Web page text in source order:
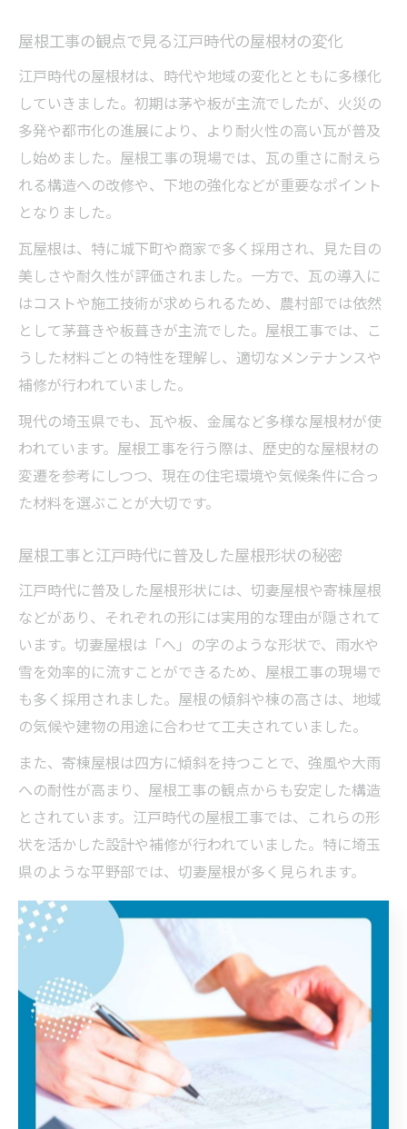
屋根工事の観点で見る江戸時代の屋根材の変化
江戸時代の屋根材は、時代や地域の変化とともに多様化
していきました。初期は茅や板が主流でしたが、火災の
多発や都市化の進展により、より耐火性の高い瓦が普及
し始めました。屋根工事の現場では、瓦の重さに耐えら
れる構造への改修や、下地の強化などが重要なポイント
となりました。
瓦屋根は、特に城下町や商家で多く採用され、見た目の
美しさや耐久性が評価されました。一方で、瓦の導入に
はコストや施工技術が求められるため、農村部では依然
として茅葺きや板葺きが主流でした。屋根工事では、こ
うした材料ごとの特性を理解し、適切なメンテナンスや
補修が行われていました。
現代の埼玉県でも、瓦や板、金属など多様な屋根材が使
われています。屋根工事を行う際は、歴史的な屋根材の
変遷を参考にしつつ、現在の住宅環境や気候条件に合っ
た材料を選ぶことが大切です。
屋根工事と江戸時代に普及した屋根形状の秘密
江戸時代に普及した屋根形状には、切妻屋根や寄棟屋根
などがあり、それぞれの形には実用的な理由が隠されて
います。切妻屋根は「へ」の字のような形状で、雨水や
雪を効率的に流すことができるため、屋根工事の現場で
も多く採用されました。屋根の傾斜や棟の高さは、地域
の気候や建物の用途に合わせて工夫されていました。
また、寄棟屋根は四方に傾斜を持つことで、強風や大雨
への耐性が高まり、屋根工事の観点からも安定した構造
とされています。江戸時代の屋根工事では、これらの形
状を活かした設計や補修が行われていました。特に埼玉
県のような平野部では、切妻屋根が多く見られます。
現代においても、屋根工事を行う際は歴史的な屋根形状
の特徴を理解することが重要です。例えば、切妻屋根は
メンテナンスが比較的しやすく、雨漏り対策にも有効で
す。屋根形状の選択は、長期的な住まいの快適性や安全
性に直結します。
屋根の歴史と屋根工事の関連性を時代で比較
屋根の歴史を時代ごとに見ると、屋根工事の内容や重要